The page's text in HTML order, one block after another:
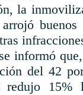
la
informó
del 42
15%